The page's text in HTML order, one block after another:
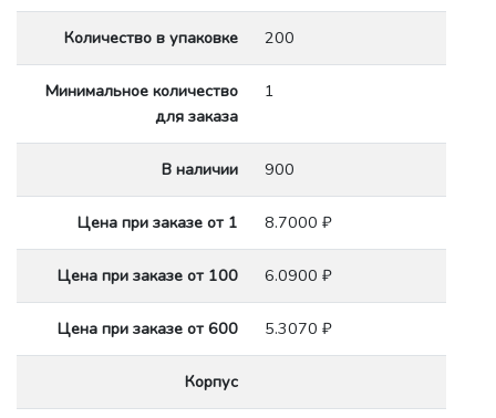
Количество в упаковке 200
Минимальное количество
для заказа
1
В наличии 900
Цена при заказе от 1 8.7000 ₽
Цена при заказе от 100 6.0900 ₽
Цена при заказе от 600 5.3070 ₽
Корпус